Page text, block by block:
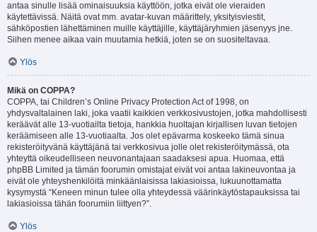
antaa sinulle lisää ominaisuuksia käyttöön, jotka eivät ole vieraiden
käytettävissä. Näitä ovat mm. avatar-kuvan määrittely, yksityisviestit,
sähköpostien lähettäminen muille käyttäjille, käyttäjäryhmien jäsenyys jne.
Siihen menee aikaa vain muutamia hetkiä, joten se on suositeltavaa.
Ylös
Mikä on COPPA?
COPPA, tai Children’s Online Privacy Protection Act of 1998, on
yhdysvaltalainen laki, joka vaatii kaikkien verkkosivustojen, jotka mahdollisesti
keräävät alle 13-vuotiailta tietoja, hankkia huoltajan kirjallisen luvan tietojen
keräämiseen alle 13-vuotiaalta. Jos olet epävarma koskeeko tämä sinua
rekisteröityvänä käyttäjänä tai verkkosivua jolle olet rekisteröitymässä, ota
yhteyttä oikeudelliseen neuvonantajaan saadaksesi apua. Huomaa, että
phpBB Limited ja tämän foorumin omistajat eivät voi antaa lakineuvontaa ja
eivät ole yhteyshenkilöitä minkäänlaisissa lakiasioissa, lukuunottamatta
kysymystä “Keneen minun tulee olla yhteydessä väärinkäytöstapauksissa tai
lakiasioissa tähän foorumiin liittyen?”.
Ylös